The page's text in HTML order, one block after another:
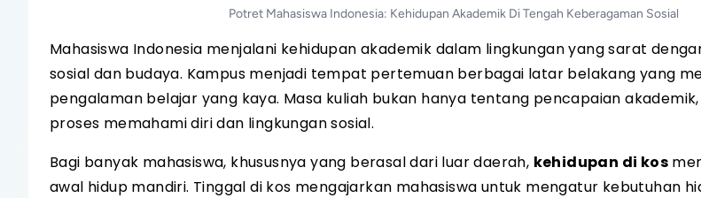
Potret Mahasiswa Indonesia: Kehidupan Akademik Di Tengah Keberagaman Sosial
Mahasiswa Indonesia menjalani kehidupan akademik dalam lingkungan yang sarat
sosial dan budaya. Kampus menjadi tempat pertemuan berbagai latar belakang yang
pengalaman belajar yang kaya. Masa kuliah bukan hanya tentang pencapaian
proses memahami diri dan lingkungan sosial.
Bagi banyak mahasiswa, khususnya yang berasal dari luar daerah, kehidupan di kos
awal hidup mandiri. Tinggal di kos mengajarkan mahasiswa untuk mengatur kebutuhan